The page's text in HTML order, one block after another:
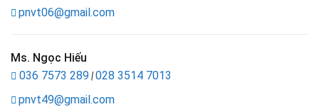
pnvt06@gmail.com
Ms. Ngọc Hiếu
036 7573 289 |028 3514 7013
pnvt49@gmail.com